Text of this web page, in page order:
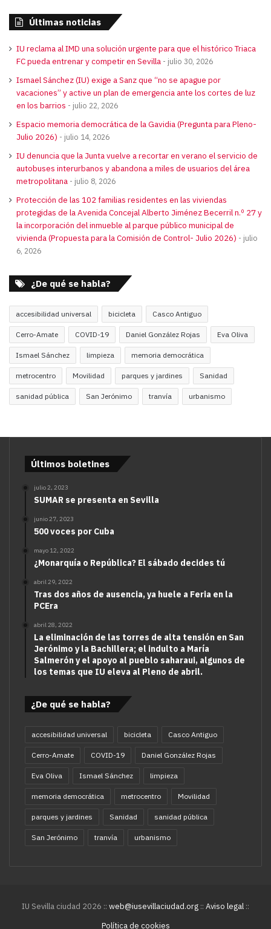
Últimas noticias
IU reclama al IMD una solución urgente para que el histórico Triaca
FC pueda entrenar y competir en Sevilla
julio 30, 2026
Ismael Sánchez (IU) exige a Sanz que “no se apague por
vacaciones” y active un plan de emergencia ante los cortes de luz
en los barrios
julio 22, 2026
Espacio memoria democrática de la Gavidia (Pregunta para Pleno-
Julio 2026)
julio 14, 2026
IU denuncia que la Junta vuelve a recortar en verano el servicio de
autobuses interurbanos y abandona a miles de usuarios del área
metropolitana
julio 8, 2026
Protección de las 102 familias residentes en las viviendas
protegidas de la Avenida Concejal Alberto Jiménez Becerril n.º 27 y
la incorporación del inmueble al parque público municipal de
vivienda (Propuesta para la Comisión de Control- Julio 2026)
julio
6, 2026
¿De qué se habla?
accesibilidad universal bicicleta Casco Antiguo
Cerro-Amate COVID-19 Daniel González Rojas Eva Oliva
Ismael Sánchez limpieza memoria democrática
metrocentro Movilidad parques y jardines Sanidad
sanidad pública San Jerónimo tranvía urbanismo
Últimos boletines
julio 2, 2023
SUMAR se presenta en Sevilla
junio 27, 2023
500 voces por Cuba
mayo 12, 2022
¿Monarquía o República? El sábado decides tú
abril 29, 2022
Tras dos años de ausencia, ya huele a Feria en la
PCEra
abril 28, 2022
La eliminación de las torres de alta tensión en San
Jerónimo y la Bachillera; el indulto a María
Salmerón y el apoyo al pueblo saharaui, algunos de
los temas que IU eleva al Pleno de abril.
¿De qué se habla?
accesibilidad universal bicicleta Casco Antiguo
Cerro-Amate COVID-19 Daniel González Rojas
Eva Oliva Ismael Sánchez limpieza
memoria democrática metrocentro Movilidad
parques y jardines Sanidad sanidad pública
San Jerónimo tranvía urbanismo
IU Sevilla ciudad 2026 :: web@iusevillaciudad.org :: Aviso legal ::
Política de cookies